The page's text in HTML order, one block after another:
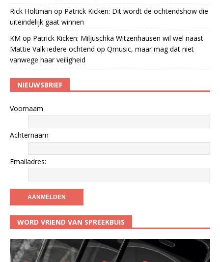
Rick Holtman op Patrick Kicken: Dit wordt de ochtendshow die
uiteindelijk gaat winnen
KM op Patrick Kicken: Miljuschka Witzenhausen wil wel naast
Mattie Valk iedere ochtend op Qmusic, maar mag dat niet
vanwege haar veiligheid
NIEUWSBRIEF
Voornaam
Achternaam
Emailadres:
WORD VRIEND VAN SPREEKBUIS